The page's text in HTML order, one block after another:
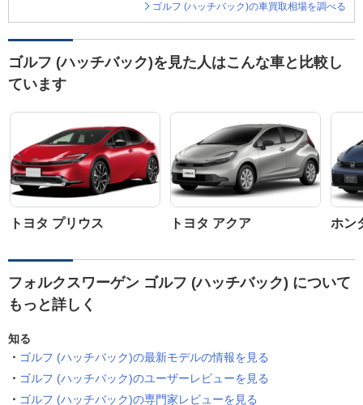
ゴルフ (ハッチバック)の車買取相場を調べる
ゴルフ (ハッチバック)を見た人はこんな車と比較し
ています
トヨタ プリウス トヨタ アクア ホン
フォルクスワーゲン ゴルフ (ハッチバック) について
もっと詳しく
知る
ゴルフ (ハッチバック)の最新モデルの情報を見る
ゴルフ (ハッチバック)のユーザーレビューを見る
ゴルフ (ハッチバック)の専門家レビューを見る